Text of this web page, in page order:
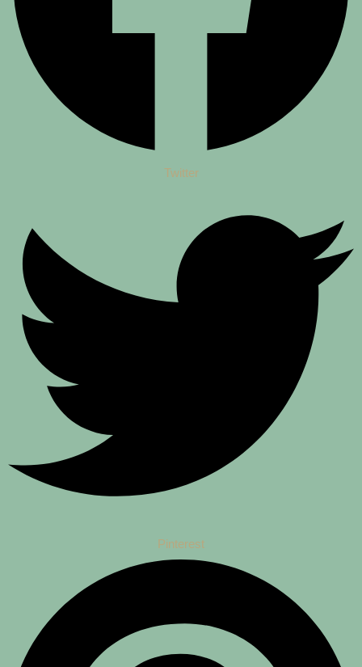
Twitter
Pinterest